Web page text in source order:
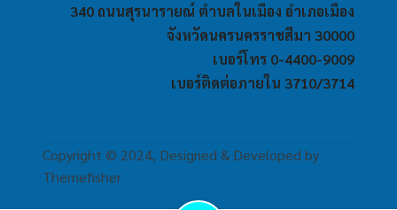
340 ถนนสุรนารายณ์ ตำบลในเมือง อำเภอเมือง
จังหวัดนครนครราชสีมา 30000
เบอร์โทร 0-4400-9009
เบอร์ติดต่อภายใน 3710/3714
Copyright © 2024, Designed & Developed by
Themefisher